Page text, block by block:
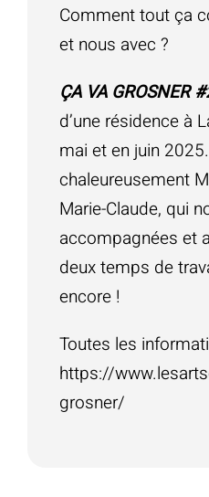
Comment tout ça
et nous avec ?
ÇA VA GROSNER
d’une résidence à
mai et en juin
chaleureusement
Marie-Claude, qui
accompagnées et
deux temps de
encore !
Toutes les
https://
grosner/